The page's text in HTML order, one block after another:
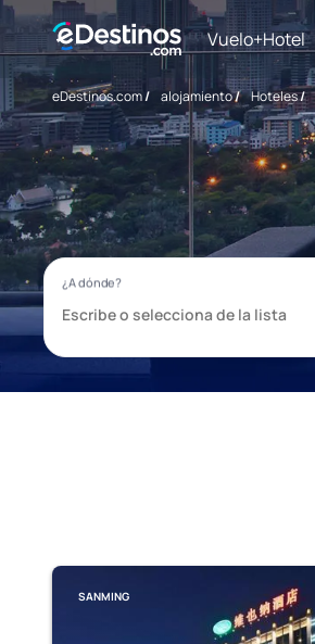
Vuelo+Hotel
eDestinos.com/ alojamiento/ Hoteles/
SANMING